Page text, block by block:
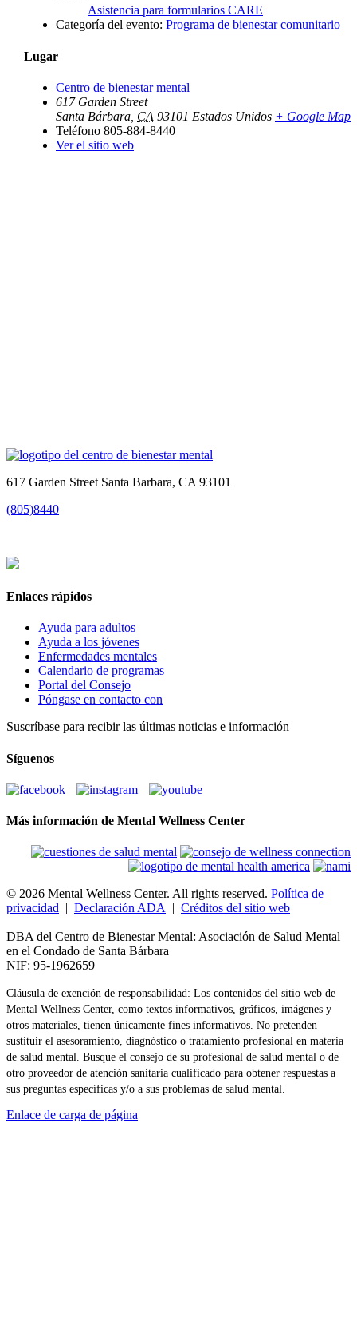
Asistencia para formularios CARE
Categoría del evento: Programa de bienestar comunitario
Lugar
Centro de bienestar mental
617 Garden Street
Santa Bárbara CA 93101 Estados Unidos + Google Map
Teléfono 805-884-8440
Ver el sitio web
617 Garden Street Santa Barbara, CA 93101
(805)8440
Enlaces rápidos
Ayuda para adultos
Ayuda a los jóvenes
Enfermedades mentales
Calendario de programas
Portal del Consejo
Póngase en contacto con
Suscríbase para recibir las últimas noticias e información
Síguenos
Más información de Mental Wellness Center
© 2026 Mental Wellness Center. All rights reserved. Política de
privacidad | Declaración ADA | Créditos del sitio web
DBA del Centro de Bienestar Mental: Asociación de Salud Mental
en el Condado de Santa Bárbara
NIF: 95-1962659
Cláusula de exención de responsabilidad: Los contenidos del sitio web de
Mental Wellness Center, como textos informativos, gráficos, imágenes y
otros materiales, tienen únicamente fines informativos. No pretenden
sustituir el asesoramiento, diagnóstico o tratamiento profesional en materia
de salud mental. Busque el consejo de su profesional de salud mental o de
otro proveedor de atención sanitaria cualificado para obtener respuestas a
sus preguntas específicas y/o a sus problemas de salud mental.
Enlace de carga de página